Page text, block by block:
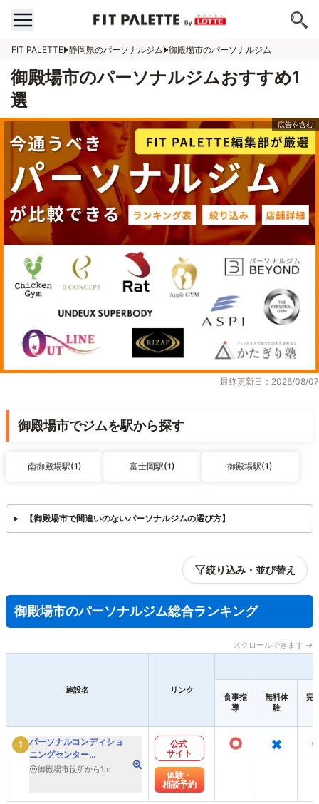
FIT PALETTE 静岡県のパーソナルジム 御殿場市のパーソナルジム
御殿場市のパーソナルジムおすすめ1
選
最終更新日：2026/08/07
御殿場市でジムを駅から探す
南御殿場駅(1) 富士岡駅(1) 御殿場駅(1)
【御殿場市で間違いのないパーソナルジムの選び方】
絞り込み・並び替え
御殿場市のパーソナルジム総合ランキング
スクロールできます →
施設名 リンク
食事指
導
無料体
験
完
1
パーソナルコンディショ
ニングセンター
Qlabity(クラビティ)
御殿場市役所から1m
公式
サイト
体験・
相談予約
○ ×